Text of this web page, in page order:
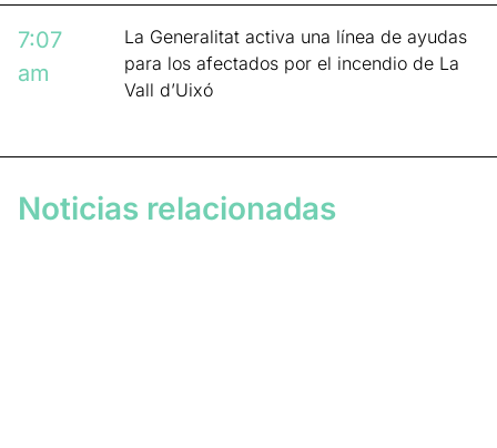
7:07
am
La Generalitat activa una línea de ayudas
para los afectados por el incendio de La
Vall d’Uixó
Noticias relacionadas